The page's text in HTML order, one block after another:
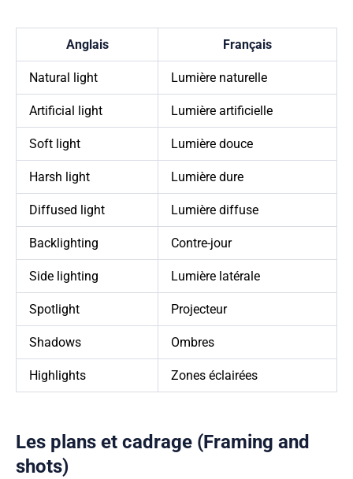
Anglais Français
Natural light Lumière naturelle
Artificial light Lumière artificielle
Soft light Lumière douce
Harsh light Lumière dure
Diffused light Lumière diffuse
Backlighting Contre-jour
Side lighting Lumière latérale
Spotlight Projecteur
Shadows Ombres
Highlights Zones éclairées
Les plans et cadrage (Framing and
shots)